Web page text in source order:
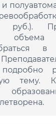
руб.).
объема
в
тему.